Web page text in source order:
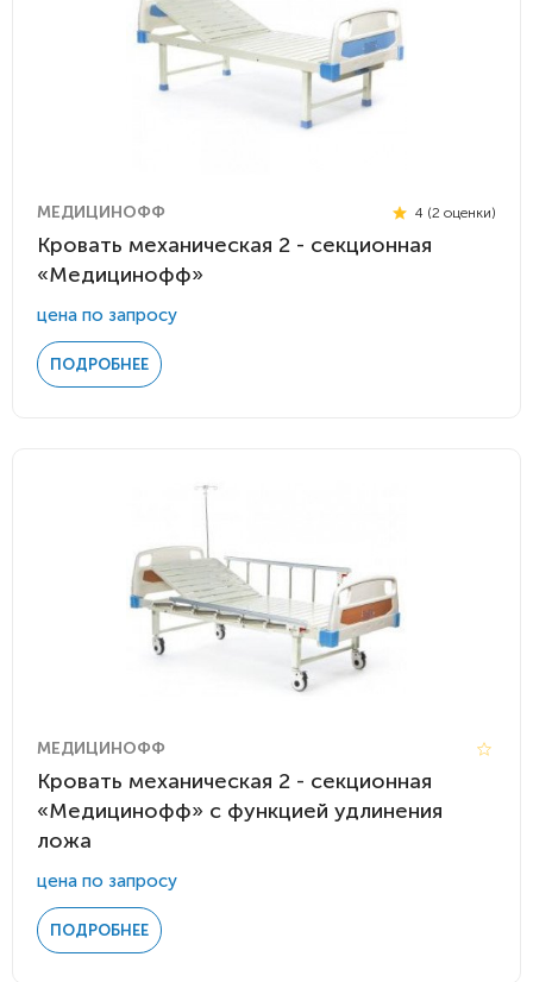
МЕДИЦИНОФФ 4 (2 оценки)
Кровать механическая 2 - секционная
«Медицинофф»
цена по запросу
ПОДРОБНЕЕ
МЕДИЦИНОФФ
Кровать механическая 2 - секционная
«Медицинофф» с функцией удлинения
ложа
цена по запросу
ПОДРОБНЕЕ